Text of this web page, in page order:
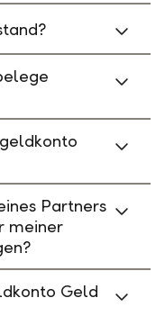
Partners
meiner
Geld